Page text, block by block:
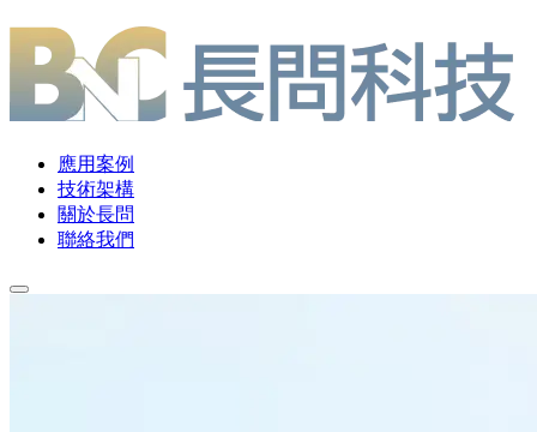
應用案例
技術架構
關於長問
聯絡我們